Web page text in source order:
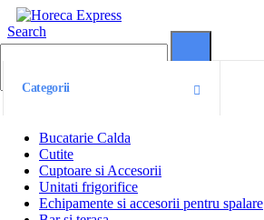
Search
Categorii
Bucatarie Calda
Cutite
Cuptoare si Accesorii
Unitati frigorifice
Echipamente si accesorii pentru spalare